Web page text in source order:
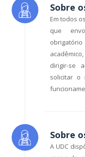
Sobre
Em todos
que
dirigir-se
solicitar o
Sobre
A UDC